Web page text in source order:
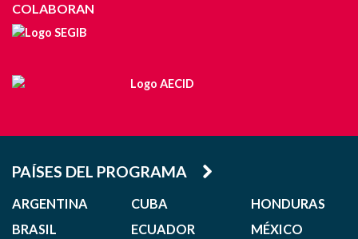
COLABORAN
PAÍSES DEL PROGRAMA
ARGENTINA
BRASIL
CUBA
ECUADOR
HONDURAS
MÉXICO